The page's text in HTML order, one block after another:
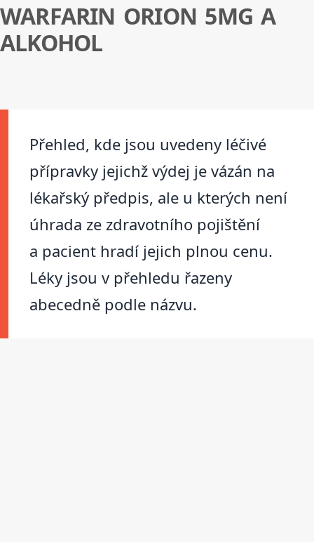
WARFARIN ORION 5MG A
ALKOHOL
Přehled, kde jsou uvedeny léčivé
přípravky jejichž výdej je vázán na
lékařský předpis, ale u kterých není
úhrada ze zdravotního pojištění
a pacient hradí jejich plnou cenu.
Léky jsou v přehledu řazeny
abecedně podle názvu.